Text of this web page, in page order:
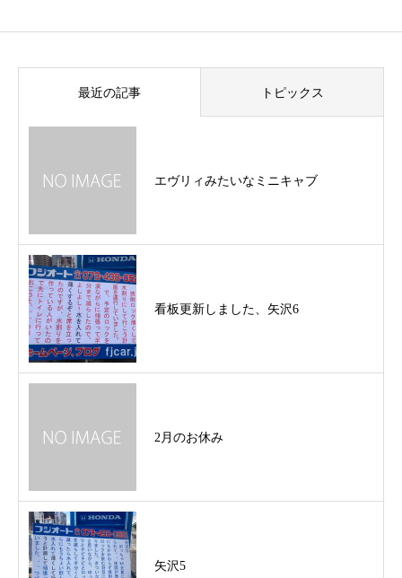
最近の記事 トピックス
エヴリィみたいなミニキャブ
看板更新しました、矢沢6
2月のお休み
矢沢5